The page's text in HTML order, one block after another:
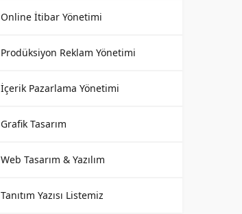
Online İtibar Yönetimi
Prodüksiyon Reklam Yönetimi
İçerik Pazarlama Yönetimi
Grafik Tasarım
Web Tasarım & Yazılım
Tanıtım Yazısı Listemiz